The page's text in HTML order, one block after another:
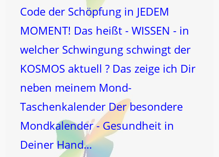
Code der Schöpfung in JEDEM
MOMENT! Das heißt - WISSEN - in
welcher Schwingung schwingt der
KOSMOS aktuell ? Das zeige ich Dir
neben meinem Mond-
Taschenkalender Der besondere
Mondkalender - Gesundheit in
Deiner Hand…